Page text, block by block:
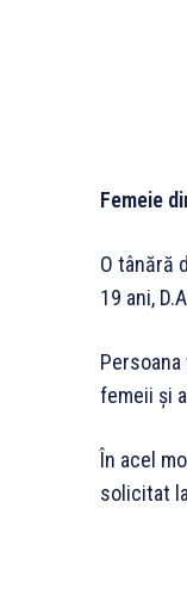
Femeie
O tânără
19 ani,
femeii și
În acel
solicitat